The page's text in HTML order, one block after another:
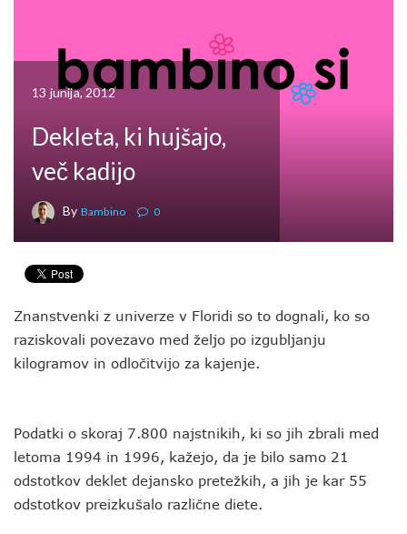
13 junija, 2012
Dekleta, ki hujšajo,
več kadijo
By Bambino 0
Znanstvenki z univerze v Floridi so to dognali, ko so
raziskovali povezavo med željo po izgubljanju
kilogramov in odločitvijo za kajenje.
Podatki o skoraj 7.800 najstnikih, ki so jih zbrali med
letoma 1994 in 1996, kažejo, da je bilo samo 21
odstotkov deklet dejansko pretežkih, a jih je kar 55
odstotkov preizkušalo različne diete.